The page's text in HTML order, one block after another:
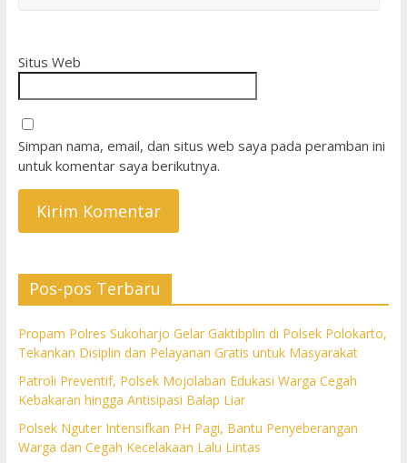
Situs Web
Simpan nama, email, dan situs web saya pada peramban ini
untuk komentar saya berikutnya.
Pos-pos Terbaru
Propam Polres Sukoharjo Gelar Gaktibplin di Polsek Polokarto,
Tekankan Disiplin dan Pelayanan Gratis untuk Masyarakat
Patroli Preventif, Polsek Mojolaban Edukasi Warga Cegah
Kebakaran hingga Antisipasi Balap Liar
Polsek Nguter Intensifkan PH Pagi, Bantu Penyeberangan
Warga dan Cegah Kecelakaan Lalu Lintas